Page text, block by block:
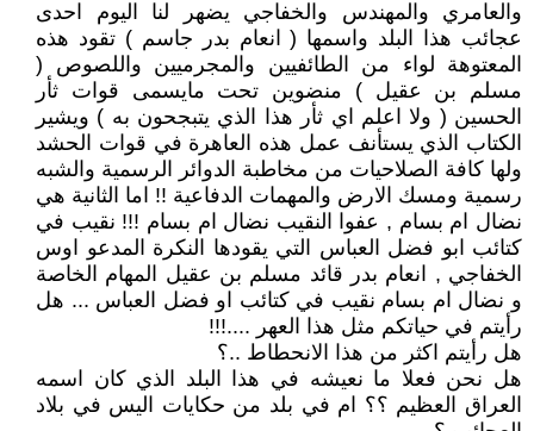
والعامري والمهندس والخفاجي يضهر لنا اليوم احدى
عجائب هذا البلد واسمها ( انعام بدر جاسم ) تقود هذه
المعتوهة لواء من الطائفيين والمجرميين واللصوص (
مسلم بن عقيل ) منضوين تحت مايسمى قوات ثأر
الحسين ( ولا اعلم اي ثأر هذا الذي يتبجحون به ) ويشير
الكتاب الذي يستأنف عمل هذه العاهرة في قوات الحشد
ولها كافة الصلاحيات من مخاطبة الدوائر الرسمية والشبه
رسمية ومسك الارض والمهمات الدفاعية !! اما الثانية هي
نضال ام بسام , عفوا النقيب نضال ام بسام !!! نقيب في
كتائب ابو فضل العباس التي يقودها النكرة المدعو اوس
الخفاجي , انعام بدر قائد مسلم بن عقيل المهام الخاصة
و نضال ام بسام نقيب في كتائب او فضل العباس ... هل
رأيتم في حياتكم مثل هذا العهر ....!!!
هل رأيتم اكثر من هذا الانحطاط ..؟
هل نحن فعلا ما نعيشه في هذا البلد الذي كان اسمه
العراق العظيم ؟؟ ام في بلد من حكايات اليس في بلاد